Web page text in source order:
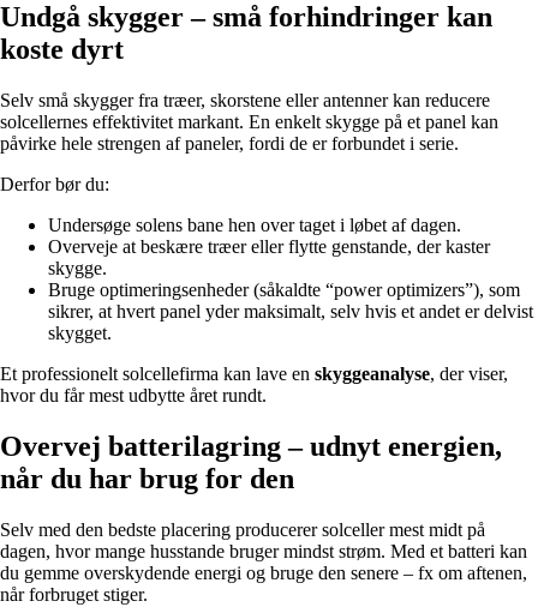
Undgå skygger – små forhindringer kan
koste dyrt
Selv små skygger fra træer, skorstene eller antenner kan reducere
solcellernes effektivitet markant. En enkelt skygge på et panel kan
påvirke hele strengen af paneler, fordi de er forbundet i serie.
Derfor bør du:
Undersøge solens bane hen over taget i løbet af dagen.
Overveje at beskære træer eller flytte genstande, der kaster
skygge.
Bruge optimeringsenheder (såkaldte “power optimizers”), som
sikrer, at hvert panel yder maksimalt, selv hvis et andet er delvist
skygget.
Et professionelt solcellefirma kan lave en skyggeanalyse, der viser,
hvor du får mest udbytte året rundt.
Overvej batterilagring – udnyt energien,
når du har brug for den
Selv med den bedste placering producerer solceller mest midt på
dagen, hvor mange husstande bruger mindst strøm. Med et batteri kan
du gemme overskydende energi og bruge den senere – fx om aftenen,
når forbruget stiger.